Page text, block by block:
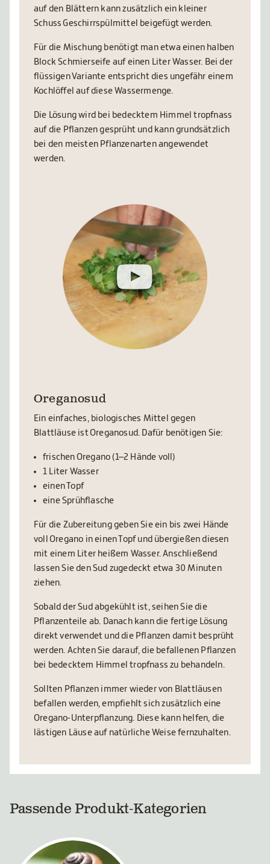
auf den Blättern kann zusätzlich ein kleiner
Schuss Geschirrspülmittel beigefügt werden.
Für die Mischung benötigt man etwa einen halben
Block Schmierseife auf einen Liter Wasser. Bei der
flüssigen Variante entspricht dies ungefähr einem
Kochlöffel auf diese Wassermenge.
Die Lösung wird bei bedecktem Himmel tropfnass
auf die Pflanzen gesprüht und kann grundsätzlich
bei den meisten Pflanzenarten angewendet
werden.
Oreganosud
Ein einfaches, biologisches Mittel gegen
Blattläuse ist Oreganosud. Dafür benötigen Sie:
frischen Oregano (1–2 Hände voll)
1 Liter Wasser
einen Topf
eine Sprühflasche
Für die Zubereitung geben Sie ein bis zwei Hände
voll Oregano in einen Topf und übergießen diesen
mit einem Liter heißem Wasser. Anschließend
lassen Sie den Sud zugedeckt etwa 30 Minuten
ziehen.
Sobald der Sud abgekühlt ist, seihen Sie die
Pflanzenteile ab. Danach kann die fertige Lösung
direkt verwendet und die Pflanzen damit besprüht
werden. Achten Sie darauf, die befallenen Pflanzen
bei bedecktem Himmel tropfnass zu behandeln.
Sollten Pflanzen immer wieder von Blattläusen
befallen werden, empfiehlt sich zusätzlich eine
Oregano-Unterpflanzung. Diese kann helfen, die
lästigen Läuse auf natürliche Weise fernzuhalten.
Passende Produkt-Kategorien